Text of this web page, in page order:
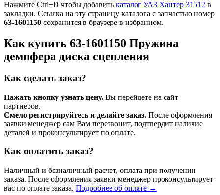
Нажмите Ctrl+D чтобы добавить каталог УАЗ Хантер 31512 в
закладки. Ссылка на эту страницу каталога с запчастью номер
63-1601150 сохранится в браузере в избранном.
Как купить 63-1601150 Пружина
демпфера диска сцепления
Как сделать заказ?
Нажать кнопку узнать цену. Вы перейдете на сайт
партнеров.
Смело регистрируйтесь и делайте заказ. После оформления
заявки менеджер сам Вам перезвонит, подтвердит наличие
деталей и проконсультирует по оплате.
Как оплатить заказ?
Наличный и безналичный расчет, оплата при получении
заказа. После оформления заявки менеджер проконсультирует
вас по оплате заказа. Подробнее об оплате →